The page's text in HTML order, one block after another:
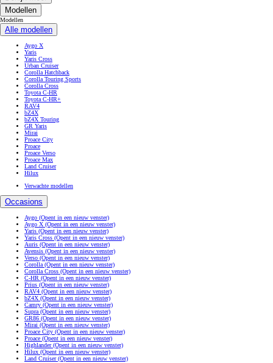
Modellen
Modellen
Alle modellen
Aygo X
Yaris
Yaris Cross
Urban Cruiser
Corolla Hatchback
Corolla Touring Sports
Corolla Cross
Toyota C-HR
Toyota C-HR+
RAV4
bZ4X
bZ4X Touring
GR Yaris
Mirai
Proace City
Proace
Proace Verso
Proace Max
Land Cruiser
Hilux
Verwachte modellen
Occasions
Aygo (Opent in een nieuw venster)
Aygo X (Opent in een nieuw venster)
Yaris (Opent in een nieuw venster)
Yaris Cross (Opent in een nieuw venster)
Auris (Opent in een nieuw venster)
Avensis (Opent in een nieuw venster)
Verso (Opent in een nieuw venster)
Corolla(Opent in een nieuw venster)
Corolla Cross (Opent in een nieuw venster)
C-HR (Opent in een nieuw venster)
Prius (Opent in een nieuw venster)
RAV4 (Opent in een nieuw venster)
bZ4X (Opent in een nieuw venster)
Camry (Opent in een nieuw venster)
Supra(Opent in een nieuw venster)
GR86 (Opent in een nieuw venster)
Mirai (Opent in een nieuw venster)
Proace City (Opent in een nieuw venster)
Proace (Opent in een nieuw venster)
Highlander(Opent in een nieuw venster)
Hilux (Opent in een nieuw venster)
Land Cruiser(Opent in een nieuw venster)